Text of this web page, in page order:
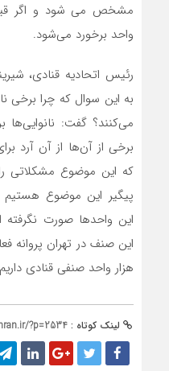
مشخص می شود و اگر
واحد برخورد می‌شود.
رئیس اتحادیه قنادی،
به این سوال که چرا برخی
می‌کنند؟ گفت: نانوایی‌ها
برخی از آن‌ها از آن آرد
که این موضوع مشکلاتی
پیگیر این موضوع هستیم
هزار واحد صنفی قنادی
لینک کوتاه : ?p=2534